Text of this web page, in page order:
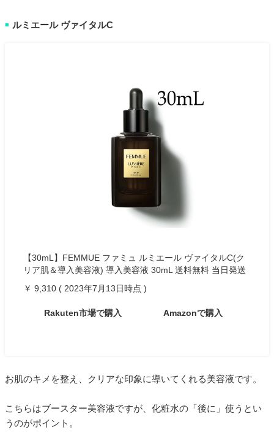
■ ルミエール ヴァイタルC
【30mL】FEMMUE ファミュ ルミエール ヴァイタルC(ク
リア肌＆導入美容液) 導入美容液 30mL 送料無料 当日発送
￥ 9,310 ( 2023年7月13日時点 )
Rakuten市場で購入 Amazonで購入
お肌のキメを整え、クリアな印象に導いてくれる美容液です。
こちらはブースター美容液ですが、化粧水の「後に」使うとい
うのがポイント。